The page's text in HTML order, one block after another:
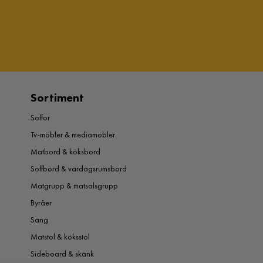
Sortiment
Soffor
Tv-möbler & mediamöbler
Matbord & köksbord
Soffbord & vardagsrumsbord
Matgrupp & matsalsgrupp
Byråer
Säng
Matstol & köksstol
Sideboard & skänk